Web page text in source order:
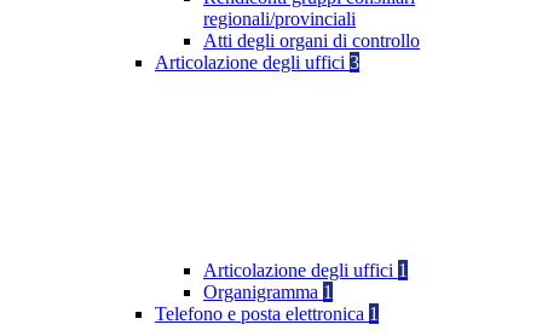
regionali/provinciali
Atti degli organi di controllo
Articolazione degli uffici 3
Articolazione degli uffici 1
Organigramma 1
Telefono e posta elettronica 1